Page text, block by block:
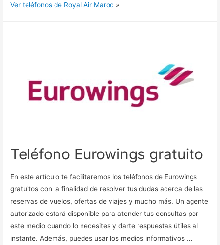
Ver teléfonos de Royal Air Maroc »
Teléfono Eurowings gratuito
En este artículo te facilitaremos los teléfonos de Eurowings
gratuitos con la finalidad de resolver tus dudas acerca de las
reservas de vuelos, ofertas de viajes y mucho más. Un agente
autorizado estará disponible para atender tus consultas por
este medio cuando lo necesites y darte respuestas útiles al
instante. Además, puedes usar los medios informativos …